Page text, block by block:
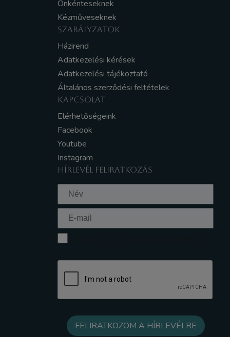
Önkénteseknek
Kézműveseknek
SZABÁLYZATOK
Házirend
Adatkezelési kérések
Adatkezelési tájékoztató
Általános szerződési feltételek
KAPCSOLAT
Elérhetőségeink
Facebook
Youtube
Instagram
HÍRLEVÉL FELIRATKOZÁS